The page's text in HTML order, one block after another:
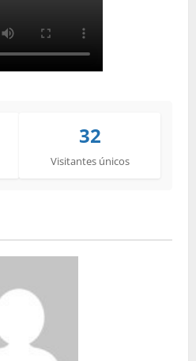
32
Visitantes únicos